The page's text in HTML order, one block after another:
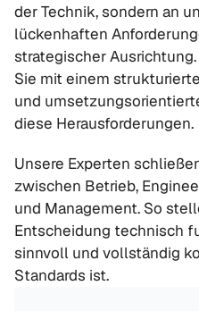
der Technik, sondern an
lückenhaften
strategischer
Sie mit einem
und
diese Herausforderungen.
Unsere Experten
zwischen Betrieb,
und Management. So
Entscheidung technisch
sinnvoll und vollständig
Standards ist.